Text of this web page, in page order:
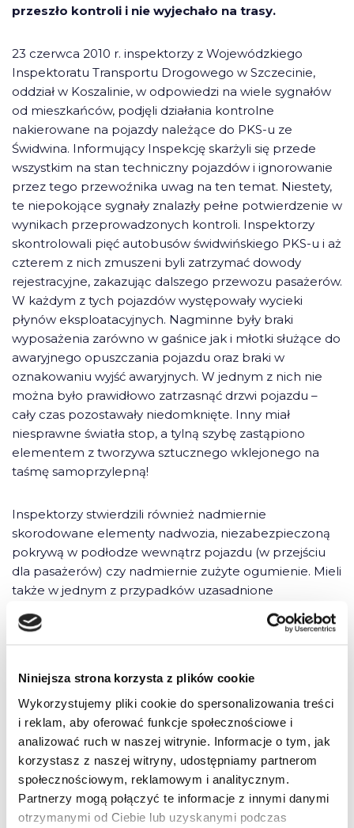
Niniejsza strona korzysta z plików cookie
Wykorzystujemy pliki cookie do spersonalizowania treści
i reklam, aby oferować funkcje społecznościowe i
analizować ruch w naszej witrynie. Informacje o tym, jak
korzystasz z naszej witryny, udostępniamy partnerom
społecznościowym, reklamowym i analitycznym.
Partnerzy mogą połączyć te informacje z innymi danymi
otrzymanymi od Ciebie lub uzyskanymi podczas
przeszło kontroli i nie wyjechało na trasy.
23 czerwca 2010 r. inspektorzy z Wojewódzkiego
Inspektoratu Transportu Drogowego w Szczecinie,
oddział w Koszalinie, w odpowiedzi na wiele sygnałów
od mieszkańców, podjęli działania kontrolne
nakierowane na pojazdy należące do PKS-u ze
Świdwina. Informujący Inspekcję skarżyli się przede
wszystkim na stan techniczny pojazdów i ignorowanie
przez tego przewoźnika uwag na ten temat. Niestety,
te niepokojące sygnały znalazły pełne potwierdzenie w
wynikach przeprowadzonych kontroli. Inspektorzy
skontrolowali pięć autobusów świdwińskiego PKS-u i aż
czterem z nich zmuszeni byli zatrzymać dowody
rejestracyjne, zakazując dalszego przewozu pasażerów.
W każdym z tych pojazdów występowały wycieki
płynów eksploatacyjnych. Nagminne były braki
wyposażenia zarówno w gaśnice jak i młotki służące do
awaryjnego opuszczania pojazdu oraz braki w
oznakowaniu wyjść awaryjnych. W jednym z nich nie
można było prawidłowo zatrzasnąć drzwi pojazdu –
cały czas pozostawały niedomknięte. Inny miał
niesprawne światła stop, a tylną szybę zastąpiono
elementem z tworzywa sztucznego wklejonego na
taśmę samoprzylepną!
Inspektorzy stwierdzili również nadmiernie
skorodowane elementy nadwozia, niezabezpieczoną
pokrywą w podłodze wewnątrz pojazdu (w przejściu
dla pasażerów) czy nadmiernie zużyte ogumienie. Mieli
także w jednym z przypadków uzasadnione
do osi tylnej, a dwóch z kontrolowanych pojazdów, ze
względu na problemy z instalacją elektryczną,
byli w stanie uruchomić.
Z uwagi na taki stan taboru Inspekcja Transportu
Drogowego z pewnością będzie zwracać baczną
uwagę na pojazdy tego przewoźnika, a działania
kontrolne nastawione szczególnie na jego pojazdy
będą powtarzane w niedalekiej przyszłości.